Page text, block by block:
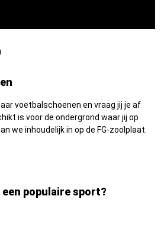
voetbalschoenen en vraag jij je af
is voor de ondergrond waar jij op
we inhoudelijk in op de FG-zoolplaat.
populaire sport?